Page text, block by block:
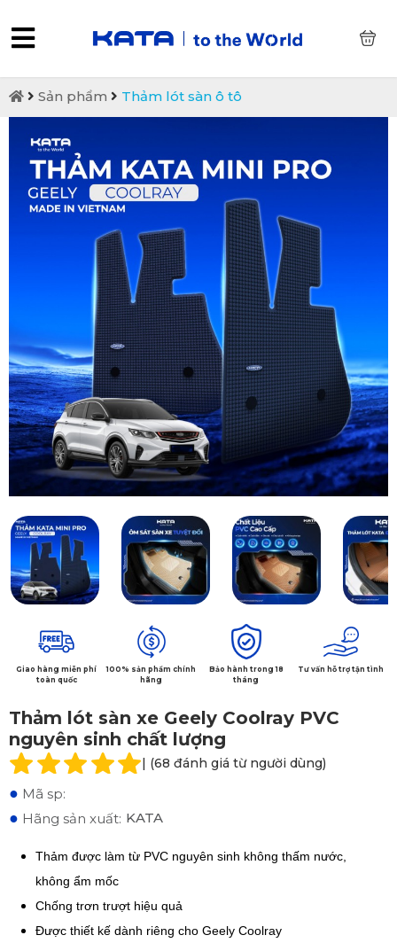
Sản phẩm Thảm lót sàn ô tô
Giao hàng miễn phí
toàn quốc
100% sản phẩm chính
hãng
Bảo hành trong 18
tháng
Tư vấn hỗ trợ tận tình
Thảm lót sàn xe Geely Coolray PVC
nguyên sinh chất lượng
| (68 đánh giá từ người dùng)
● Mã sp:
● Hãng sản xuất: KATA
Thảm được làm từ PVC nguyên sinh không thấm nước,
không ẩm mốc
Chống trơn trượt hiệu quả
Được thiết kế dành riêng cho Geely Coolray